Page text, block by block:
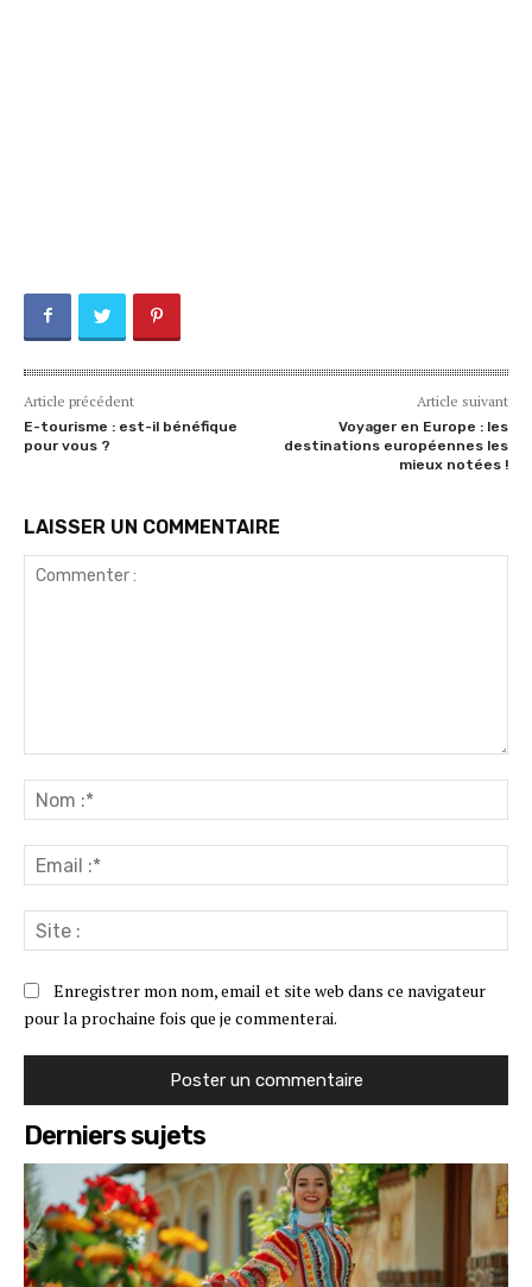
Article précédent
E-tourisme : est-il bénéfique
pour vous ?
Article suivant
Voyager en Europe : les
destinations européennes les
mieux notées !
LAISSER UN COMMENTAIRE
:*
:*
:
Enregistrer mon nom, email et site web dans ce navigateur
pour la prochaine fois que je commenterai.
Derniers sujets